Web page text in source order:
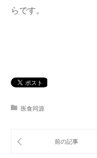
らです。
医食同源